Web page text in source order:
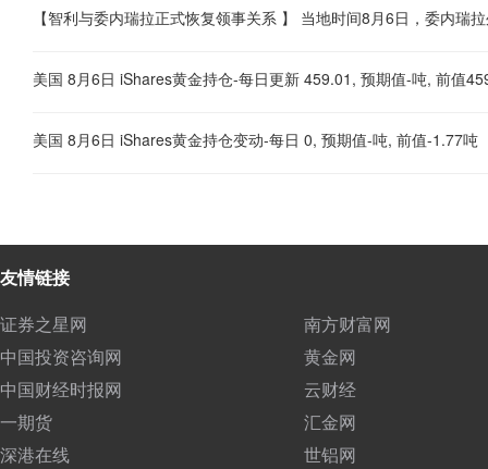
美国 8月6日 iShares黄金持仓-每日更新 459.01, 预期值-吨, 前值
美国 8月6日 iShares黄金持仓变动-每日 0, 预期值-吨, 前值-1.77吨
友情链接
证券之星网
南方财富网
中国投资咨询网
黄金网
中国财经时报网
云财经
一期货
汇金网
深港在线
世铝网